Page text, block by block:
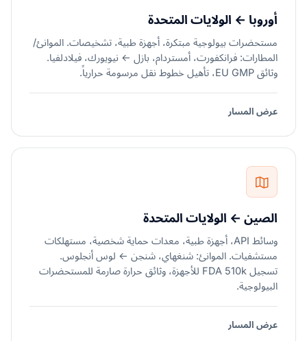
أوروبا ← الولايات المتحدة
مستحضرات بيولوجية مبتكرة، أجهزة طبية، تشخيصات. الموانئ/
المطارات: فرانكفورت، أمستردام، بازل ← نيويورك، فيلادلفيا.
وثائق EU GMP، تأهيل خطوط نقل مرسومة حرارياً.
عرض المسار
الصين ← الولايات المتحدة
وسائط API، أجهزة طبية، معدات حماية شخصية، مستهلكات
مستشفيات. الموانئ: شنغهاي، شنجن ← لوس أنجلوس.
تسجيل FDA 510k للأجهزة، وثائق حرارة صارمة للمستحضرات
البيولوجية.
عرض المسار